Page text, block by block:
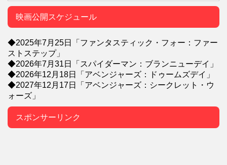
映画公開スケジュール
◆2025年7月25日「ファンタスティック・フォー：ファー
ストステップ」
◆2026年7月31日「スパイダーマン：ブランニューデイ」
◆2026年12月18日「アベンジャーズ：ドゥームズデイ」
◆2027年12月17日「アベンジャーズ：シークレット・ウ
ォーズ」
スポンサーリンク